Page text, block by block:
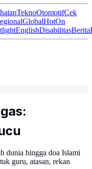
TeknoOtomotifCek
GlobalHotOn
EnglishDisabilitasBerita
dunia hingga doa Islami
guru, atasan, rekan